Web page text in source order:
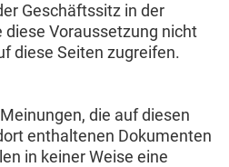
Geschäftssitz in der
diese Voraussetzung nicht
diese Seiten zugreifen.
die auf diesen
enthaltenen Dokumenten
in keiner Weise eine